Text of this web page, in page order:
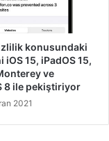
konusundaki
15, iPadOS 15,
ve
8 ile pekiştiriyor
2021